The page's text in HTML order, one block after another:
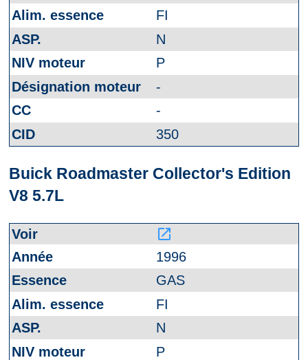
FI
N
P
-
-
350
Buick Roadmaster Collector's Edition
V8 5.7L
launch
1996
GAS
FI
N
P